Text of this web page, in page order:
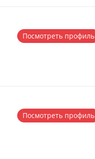
Посмотреть профиль
Посмотреть профиль